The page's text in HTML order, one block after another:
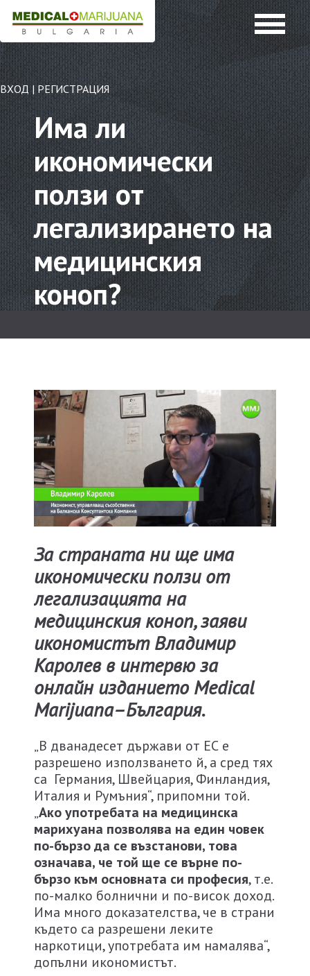
ВХОД | РЕГИСТРАЦИЯ
Има ли
икономически
ползи от
легализирането на
медицинския
коноп?
За страната ни ще има
икономически ползи от
легализацията на
медицинския коноп, заяви
икономистът Владимир
Каролев в интервю за
онлайн изданието Medical
Marijuana–България.
„В дванадесет държави от ЕС е
разрешено използването й, а сред тях
са Германия, Швейцария, Финландия,
Италия и Румъния“, припомни той.
„Ако употребата на медицинска
марихуана позволява на един човек
по-бързо да се възстанови, това
означава, че той ще се върне по-
бързо към основната си професия, т.е.
по-малко болнични и по-висок доход.
Има много доказателства, че в страни
където са разрешени леките
наркотици, употребата им намалява“,
допълни икономистът.